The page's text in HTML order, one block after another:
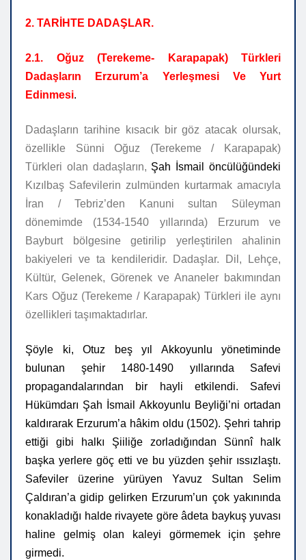
2. TARİHTE DADAŞLAR.
2.1. Oğuz (Terekeme- Karapapak) Türkleri
Dadaşların Erzurum’a Yerleşmesi Ve Yurt
Edinmesi.
Dadaşların tarihine kısacık bir göz atacak olursak,
özellikle Sünni Oğuz (Terekeme / Karapapak)
Türkleri olan dadaşların, Şah İsmail öncülüğündeki
Kızılbaş Safevilerin zulmünden kurtarmak amacıyla
İran / Tebriz’den Kanuni sultan Süleyman
dönemimde (1534-1540 yıllarında) Erzurum ve
Bayburt bölgesine getirilip yerleştirilen ahalinin
bakiyeleri ve ta kendileridir. Dadaşlar. Dil, Lehçe,
Kültür, Gelenek, Görenek ve Ananeler bakımından
Kars Oğuz (Terekeme / Karapapak) Türkleri ile aynı
özellikleri taşımaktadırlar.
Şöyle ki, Otuz beş yıl Akkoyunlu yönetiminde
bulunan şehir 1480-1490 yıllarında Safevi
propagandalarından bir hayli etkilendi. Safevi
Hükümdarı Şah İsmail Akkoyunlu Beyliği’ni ortadan
kaldırarak Erzurum’a hâkim oldu (1502). Şehri tahrip
ettiği gibi halkı Şiiliğe zorladığından Sünnî halk
başka yerlere göç etti ve bu yüzden şehir ıssızlaştı.
Safeviler üzerine yürüyen Yavuz Sultan Selim
Çaldıran’a gidip gelirken Erzurum’un çok yakınında
konakladığı halde rivayete göre âdeta baykuş yuvası
haline gelmiş olan kaleyi görmemek için şehre
girmedi.